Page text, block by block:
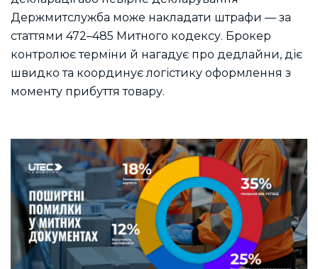
Держмитслужба може накладати штрафи — за
статтями 472–485 Митного кодексу. Брокер
контролює терміни й нагадує про дедлайни, діє
швидко та координує логістику оформлення з
моменту прибуття товару.